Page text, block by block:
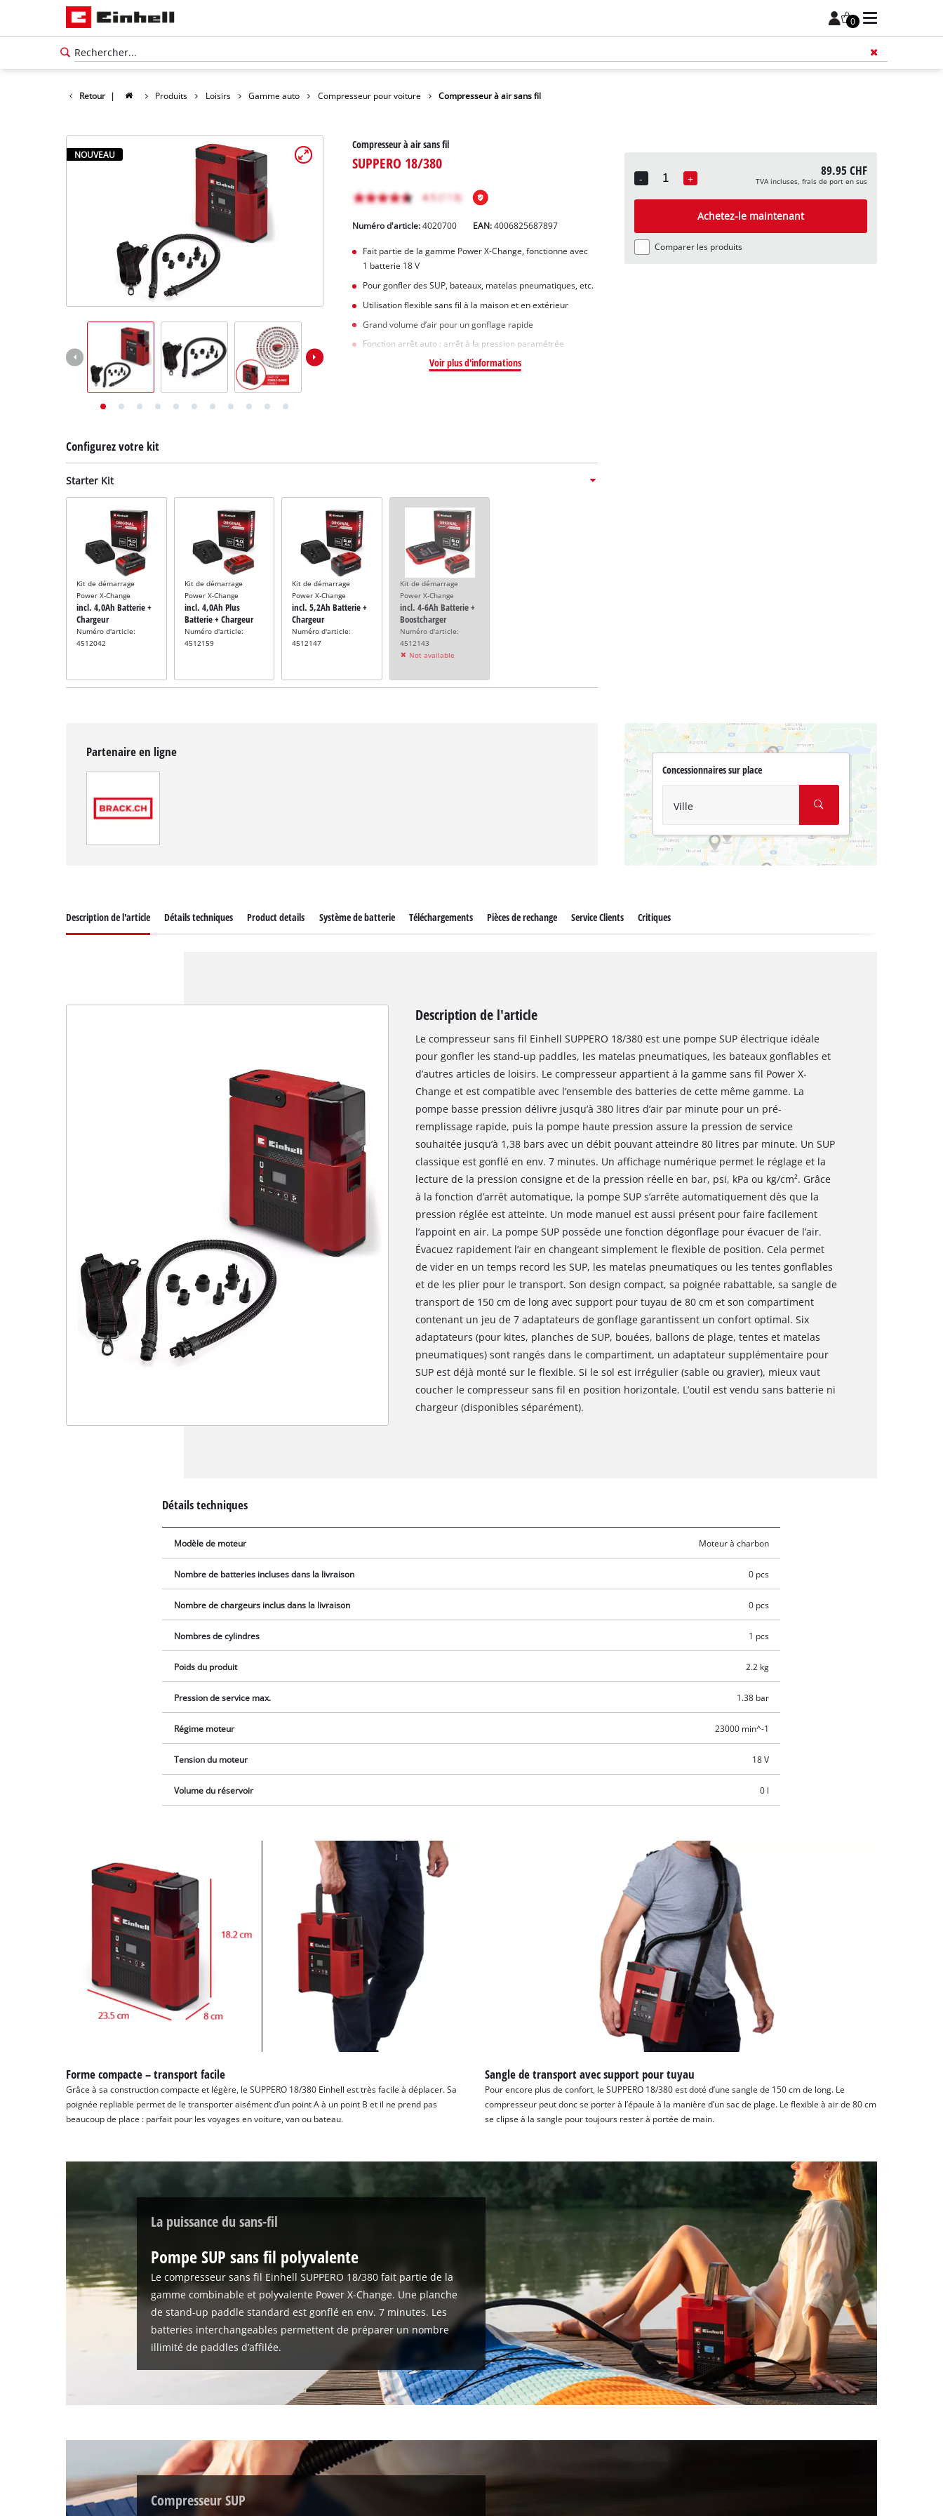
0
Retour | Produits Loisirs Gamme auto Compresseur pour voiture Compresseur à air sans fil
NOUVEAU
Compresseur à air sans fil
SUPPERO 18/380
Numéro d'article:4020700 EAN:4006825687897
Fait partie de la gamme Power X-Change, fonctionne avec
1 batterie 18 V
Pour gonfler des SUP, bateaux, matelas pneumatiques, etc.
Utilisation flexible sans fil à la maison et en extérieur
Grand volume d’air pour un gonflage rapide
Fonction arrêt auto : arrêt à la pression paramétrée
Voir plus d'informations
Configurez votre kit
Starter Kit
Kit de démarrage
Power X-Change
incl. 4,0Ah Batterie +
Chargeur
Numéro d'article:
4512042
Kit de démarrage
Power X-Change
incl. 4,0Ah Plus
Batterie + Chargeur
Numéro d'article:
4512159
Kit de démarrage
Power X-Change
incl. 5,2Ah Batterie +
Chargeur
Numéro d'article:
4512147
Kit de démarrage
Power X-Change
incl. 4-6Ah Batterie +
Boostcharger
Numéro d'article:
4512143
Not available
-
Quantity
+ 89.95 CHF
TVA incluses, frais de port en sus
Achetez-le maintenant
Comparer les produits
Partenaire en ligne
Concessionnaires sur place
Ville
pouvoir charger Google Maps !
the site with their CMP to add this content
Description de l'article Détails techniques Product details Système de batterie Téléchargements Pièces de rechange Service Clients Critiques
Description de l'article
Le compresseur sans fil Einhell SUPPERO 18/380 est une pompe SUP électrique idéale
pour gonfler les stand-up paddles, les matelas pneumatiques, les bateaux gonflables et
d’autres articles de loisirs. Le compresseur appartient à la gamme sans fil Power X-
Change et est compatible avec l’ensemble des batteries de cette même gamme. La
pompe basse pression délivre jusqu’à 380 litres d’air par minute pour un pré-
remplissage rapide, puis la pompe haute pression assure la pression de service
souhaitée jusqu’à 1,38 bars avec un débit pouvant atteindre 80 litres par minute. Un SUP
classique est gonflé en env. 7 minutes. Un affichage numérique permet le réglage et la
lecture de la pression consigne et de la pression réelle en bar, psi, kPa ou kg/cm². Grâce
à la fonction d’arrêt automatique, la pompe SUP s’arrête automatiquement dès que la
pression réglée est atteinte. Un mode manuel est aussi présent pour faire facilement
l’appoint en air. La pompe SUP possède une fonction dégonflage pour évacuer de l’air.
Évacuez rapidement l’air en changeant simplement le flexible de position. Cela permet
de vider en un temps record les SUP, les matelas pneumatiques ou les tentes gonflables
et de les plier pour le transport. Son design compact, sa poignée rabattable, sa sangle de
transport de 150 cm de long avec support pour tuyau de 80 cm et son compartiment
contenant un jeu de 7 adaptateurs de gonflage garantissent un confort optimal. Six
adaptateurs (pour kites, planches de SUP, bouées, ballons de plage, tentes et matelas
pneumatiques) sont rangés dans le compartiment, un adaptateur supplémentaire pour
SUP est déjà monté sur le flexible. Si le sol est irrégulier (sable ou gravier), mieux vaut
coucher le compresseur sans fil en position horizontale. L’outil est vendu sans batterie ni
chargeur (disponibles séparément).
Détails techniques
Modèle de moteur Moteur à charbon
Nombre de batteries incluses dans la livraison 0 pcs
Nombre de chargeurs inclus dans la livraison 0 pcs
Nombres de cylindres 1 pcs
Poids du produit 2.2 kg
Pression de service max. 1.38 bar
Régime moteur 23000 min^-1
Tension du moteur 18 V
Volume du réservoir 0 l
Forme compacte – transport facile
Grâce à sa construction compacte et légère, le SUPPERO 18/380 Einhell est très facile à déplacer. Sa
poignée repliable permet de le transporter aisément d’un point A à un point B et il ne prend pas
beaucoup de place : parfait pour les voyages en voiture, van ou bateau.
Sangle de transport avec support pour tuyau
Pour encore plus de confort, le SUPPERO 18/380 est doté d’une sangle de 150 cm de long. Le
compresseur peut donc se porter à l’épaule à la manière d’un sac de plage. Le flexible à air de 80 cm
se clipse à la sangle pour toujours rester à portée de main.
La puissance du sans-fil
Pompe SUP sans fil polyvalente
Le compresseur sans fil Einhell SUPPERO 18/380 fait partie de la
gamme combinable et polyvalente Power X-Change. Une planche
de stand-up paddle standard est gonflé en env. 7 minutes. Les
batteries interchangeables permettent de préparer un nombre
illimité de paddles d’affilée.
Compresseur SUP